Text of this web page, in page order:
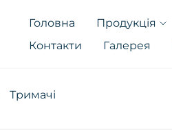
Головна Продукція
Контакти
Галерея
Тримачі